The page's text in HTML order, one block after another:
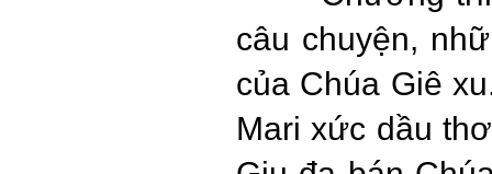
câu chuyện,
của Chúa Giê
Mari xức dầu